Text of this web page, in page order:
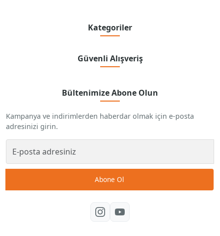
Kategoriler
Güvenli Alışveriş
Bültenimize Abone Olun
Kampanya ve indirimlerden haberdar olmak için e-posta
adresinizi girin.
Abone Ol